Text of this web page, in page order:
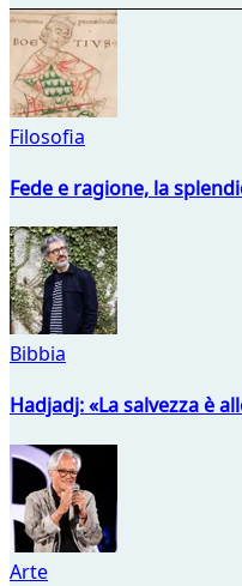
Filosofia
Fede e ragione, la
Bibbia
Hadjadj: «La salvezza è
Arte